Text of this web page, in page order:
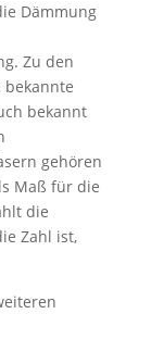
Dämmung
Zu den
bekannt
gehören
Maß für die
die
Zahl ist,